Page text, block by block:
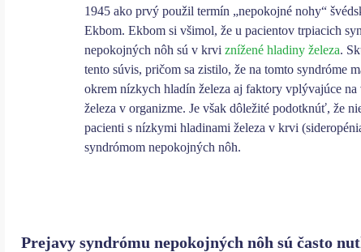
1945 ako prvý použil termín „nepokojné nohy“
Ekbom. Ekbom si všimol, že u pacientov trpiacich
nepokojných nôh sú v krvi znížené hladiny železa.
tento súvis, pričom sa zistilo, že na tomto syndróme
okrem nízkych hladín železa aj faktory vplývajúce
železa v organizme. Je však dôležité podotknúť, že
pacienti s nízkymi hladinami železa v krvi
syndrómom nepokojných nôh.
Prejavy syndrómu nepokojných nôh sú často